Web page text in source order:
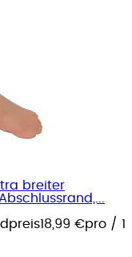
breiter
18,99 €pro / 1